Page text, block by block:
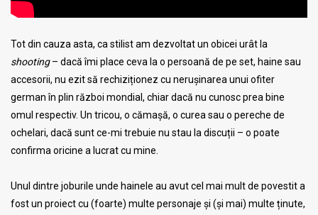
Tot din cauza asta, ca stilist am dezvoltat un obicei urât la
shooting– dacă îmi place ceva la o persoană de pe set, haine sau
accesorii, nu ezit să rechiziționez cu nerușinarea unui ofiter
german în plin război mondial, chiar dacă nu cunosc prea bine
omul respectiv. Un tricou, o cămașă, o curea sau o pereche de
ochelari, dacă sunt ce-mi trebuie nu stau la discuții – o poate
confirma oricine a lucrat cu mine.
Unul dintre joburile unde hainele au avut cel mai mult de povestit a
fost un proiect cu (foarte) multe personaje și (și mai) multe ținute,